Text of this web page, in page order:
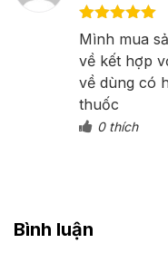
Được xếp
hạng 55
sao
Mình mua
về kết hợp
về dùng có
thuốc
0 thích
Bình luận